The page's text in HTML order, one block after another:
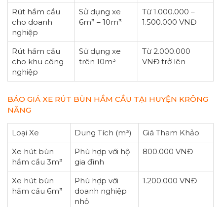
Rút hầm cầu
cho doanh
nghiệp
Sử dụng xe
6m³ – 10m³
Từ 1.000.000 –
1.500.000 VNĐ
Rút hầm cầu
cho khu công
nghiệp
Sử dụng xe
trên 10m³
Từ 2.000.000
VNĐ trở lên
BÁO GIÁ XE RÚT BÙN HẦM CẦU TẠI HUYỆN KRÔNG
NĂNG
Loại Xe Dung Tích (m³)
Giá Tham Khảo
Xe hút bùn
hầm cầu 3m³
Phù hợp với hộ
gia đình
800.000 VNĐ
Xe hút bùn
hầm cầu 6m³
Phù hợp với
doanh nghiệp
nhỏ
1.200.000 VNĐ